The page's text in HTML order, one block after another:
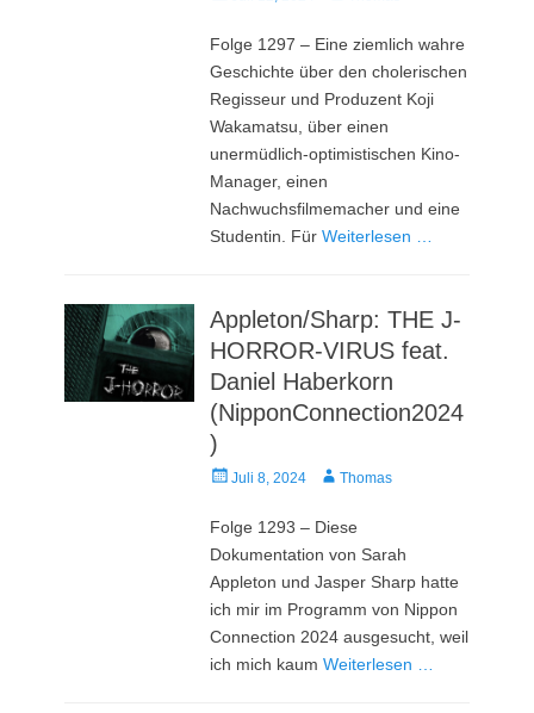
Folge 1297 – Eine ziemlich wahre
Geschichte über den cholerischen
Regisseur und Produzent Koji
Wakamatsu, über einen
unermüdlich-optimistischen Kino-
Manager, einen
Nachwuchsfilmemacher und eine
Studentin. FürWeiterlesen …
Appleton/Sharp: THE J-
HORROR-VIRUS feat.
Daniel Haberkorn
(NipponConnection2024
)
Veröffentlicht
Juli 8, 2024 AutorThomas
Folge 1293 – Diese
Dokumentation von Sarah
Appleton und Jasper Sharp hatte
ich mir im Programm von Nippon
Connection 2024 ausgesucht, weil
ich mich kaumWeiterlesen …